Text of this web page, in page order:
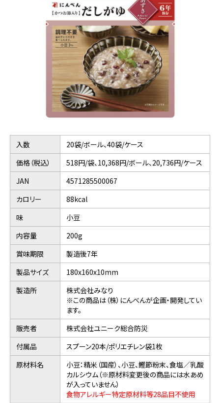
入数
20袋/ボール、40袋/ケース
価格（税込）
518円/袋、10,368円/ボール、20,736円/ケース
JAN
4571285500067
カロリー
88kcal
味
小豆
内容量
200g
賞味期限
製造後7年
製品サイズ
180x160x10mm
製造所
株式会社みなり
※この商品は（株）にんべんが企画・開発してい
ます。
販売者
株式会社ユニーク総合防災
付属品
スプーン20本/ポリエチレン袋1枚
原材料名
小豆：精米（国産）、小豆、鰹節粉末、食塩／乳酸
カルシウム（※原材料変更後の商品には水あめ
が入っていません）
食物アレルギー特定原材料等28品目不使用